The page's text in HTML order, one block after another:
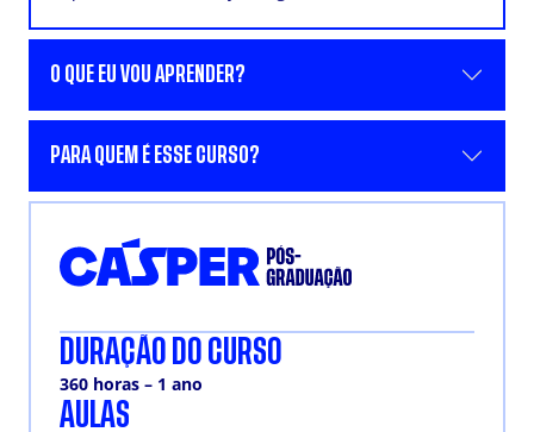
O QUE EU VOU APRENDER?
PARA QUEM É ESSE CURSO?
DURAÇÃO DO CURSO
360 horas – 1 ano
AULAS